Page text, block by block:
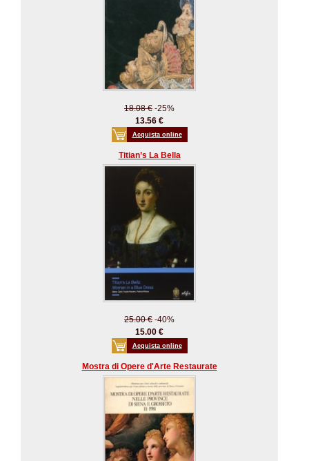
18.08 € -25%
13.56 €
Acquista online
Titian’s La Bella
25.00 € -40%
15.00 €
Acquista online
Mostra di Opere d'Arte Restaurate